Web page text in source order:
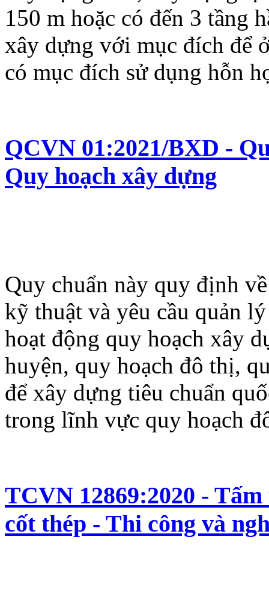
150 m hoặc có đến 3 tầng
xây dựng với mục đích để
có mục đích sử dụng hỗn
QCVN 01:2021/BXD -
Quy hoạch xây dựng
Quy chuẩn này quy định
kỹ thuật và yêu cầu quản
hoạt động quy hoạch xây
huyện, quy hoạch đô thị,
để xây dựng tiêu chuẩn
trong lĩnh vực quy hoạch
TCVN 12869:2020 -
cốt thép - Thi công và